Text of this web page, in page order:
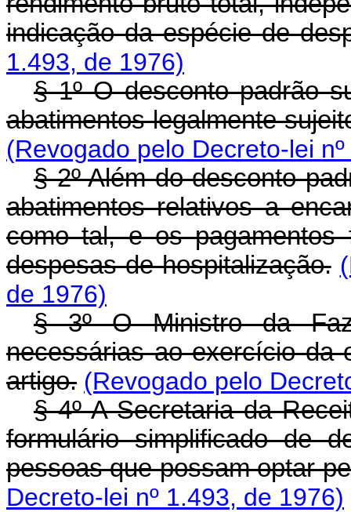
indicação da espécie de
1.493, de 1976)
§ 1º O desconto padrão
abatimentos legalmente
(Revogado pelo Decreto-lei
§ 2º Além do desconto
abatimentos relativos a
como tal, e os
despesas de hospitalização.
de 1976)
§ 3º O Ministro da
necessárias ao exercício da
artigo. (Revogado pelo
§ 4º A Secretaria da
formulário simplificado de
pessoas que possam optar
Decreto-lei nº 1.493, de 1976)